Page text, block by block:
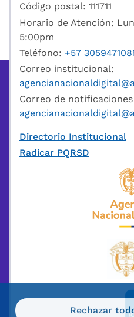
Rechazar
Código postal: 111711
Horario de Atención:
5:00pm
Teléfono: +57
Correo institucional:
Correo de
Directorio Institucional
Radicar PQRSD